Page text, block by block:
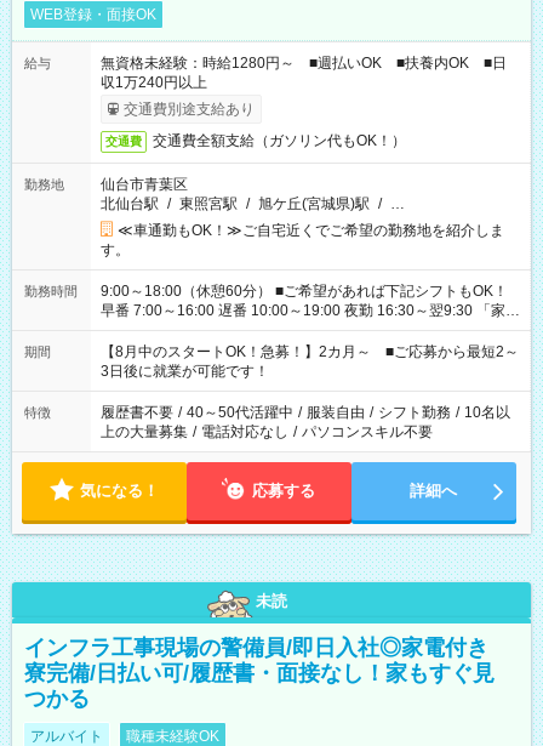
WEB登録・面接OK
給与
無資格未経験：時給1280円～ ■週払いOK ■扶養内OK ■日
収1万240円以上
交通費別途支給あり
交通費 交通費全額支給（ガソリン代もOK！）
勤務地
仙台市青葉区
北仙台駅 / 東照宮駅 / 旭ケ丘(宮城県)駅 / …
≪車通勤もOK！≫ご自宅近くでご希望の勤務地を紹介しま
す。
勤務時間
9:00～18:00（休憩60分） ■ご希望があれば下記シフトもOK！
早番 7:00～16:00 遅番 10:00～19:00 夜勤 16:30～翌9:30 「家族
と休みを合わせたい」 「余裕を持って夕飯の準備がしたい」
「できれば残業はしたくない」 など、ご希望を教えてください
ね。 ※Wワーク希望の方へ 今ご覧のお仕事で希望する勤務時間
と、もう1つのお仕事の勤務時間。 合計で週40時間を超える場
合は応募できません。
期間
【8月中のスタートOK！急募！】2カ月～ ■ご応募から最短2～
3日後に就業が可能です！
特徴 履歴書不要 / 40～50代活躍中 / 服装自由 / シフト勤務 / 10名以
上の大量募集 / 電話対応なし / パソコンスキル不要
気になる！ 応募する 詳細へ
未読
インフラ工事現場の警備員/即日入社◎家電付き
寮完備/日払い可/履歴書・面接なし！家もすぐ見
つかる
アルバイト 職種未経験OK